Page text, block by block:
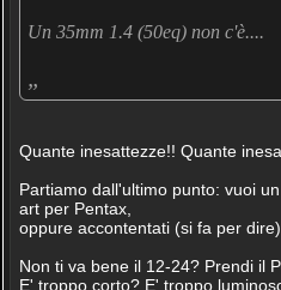
Un 35mm 1.4 (50eq) non c'è....
„
Quante inesattezze!! Quante
Partiamo dall'ultimo punto: vuoi
art per Pentax,
oppure accontentati (si fa per
Non ti va bene il 12-24? Prendi il
E' troppo corto? E' troppo